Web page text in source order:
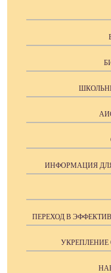
ИНФОРМАЦИЯ
ПЕРЕХОД В
УКРЕПЛЕНИЕ